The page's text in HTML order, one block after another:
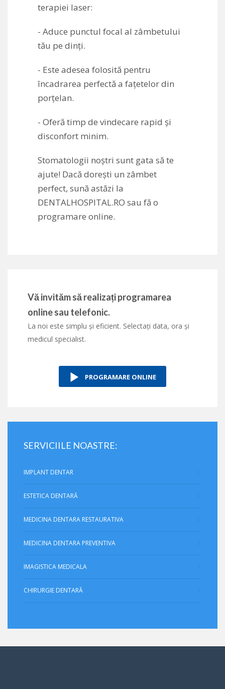
terapiei laser:
- Aduce punctul focal al zâmbetului
tău pe dinți.
- Este adesea folosită pentru
încadrarea perfectă a fațetelor din
porțelan.
- Oferă timp de vindecare rapid și
disconfort minim.
Stomatologii noștri sunt gata să te
ajute! Dacă dorești un zâmbet
perfect, sună astăzi la
DENTALHOSPITAL.RO sau fă o
programare online.
Vă invităm să realizați programarea
online sau telefonic.
La noi este simplu și eficient. Selectați data, ora și
medicul specialist.
PROGRAMARE ONLINE
SERVICIILE NOASTRE:
IMPLANT DENTAR
ESTETICA DENTARĂ
MEDICINA DENTARA RESTAURATIVA
MEDICINA DENTARA PREVENTIVA
IMAGISTICA MEDICALA
CHIRURGIE DENTARĂ